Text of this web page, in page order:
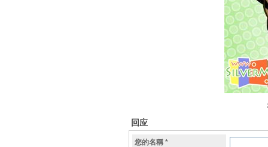
回应
您的名稱 *